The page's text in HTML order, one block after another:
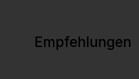
Empfehlungen